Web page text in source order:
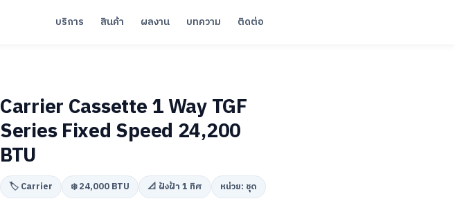
บริการ สินค้า ผลงาน บทความ ติดต่อ
Carrier Cassette 1 Way TGF
Series Fixed Speed 24,200
BTU
🏷️ Carrier ❄️ 24,000 BTU 📐 ฝังฝ้า 1 ทิศ หน่วย: ชุด